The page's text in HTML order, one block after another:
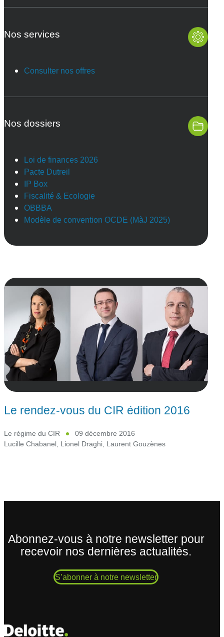
Nos services
Consulter nos offres
Nos dossiers
Loi de finances 2026
Pacte Dutreil
IP Box
Fiscalité & Ecologie
OBBBA
Modèle de convention OCDE (MàJ 2025)
Le rendez-vous du CIR édition 2016
Le régime du CIR
09 décembre 2016
Lucille Chabanel, Lionel Draghi, Laurent Gouzènes
Abonnez-vous à notre newsletter pour
recevoir nos dernières actualités.
S’abonner à notre newsletter